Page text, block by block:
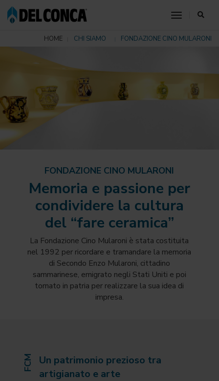
toggle
HOME CHI SIAMO FONDAZIONE CINO MULARONI
FONDAZIONE CINO MULARONI
Memoria e passione per
condividere la cultura
del “fare ceramica”
La Fondazione Cino Mularoni è stata costituita
nel 1992 per ricordare e tramandare la memoria
di Secondo Enzo Mularoni, cittadino
sammarinese, emigrato negli Stati Uniti e poi
tornato in patria per realizzare la sua idea di
impresa.
FCM
Un patrimonio prezioso tra
artigianato e arte